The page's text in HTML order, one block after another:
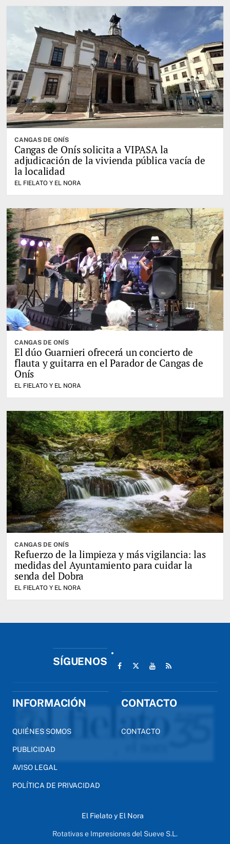
CANGAS DE ONÍS
Cangas de Onís solicita a VIPASA la
adjudicación de la vivienda pública vacía de
la localidad
EL FIELATO Y EL NORA
CANGAS DE ONÍS
El dúo Guarnieri ofrecerá un concierto de
flauta y guitarra en el Parador de Cangas de
Onís
EL FIELATO Y EL NORA
CANGAS DE ONÍS
Refuerzo de la limpieza y más vigilancia: las
medidas del Ayuntamiento para cuidar la
senda del Dobra
EL FIELATO Y EL NORA
SÍGUENOS
INFORMACIÓN
QUIÉNES SOMOS
PUBLICIDAD
AVISO LEGAL
POLÍTICA DE PRIVACIDAD
CONTACTO
CONTACTO
El Fielato y El Nora
Rotativas e Impresiones del Sueve S.L.